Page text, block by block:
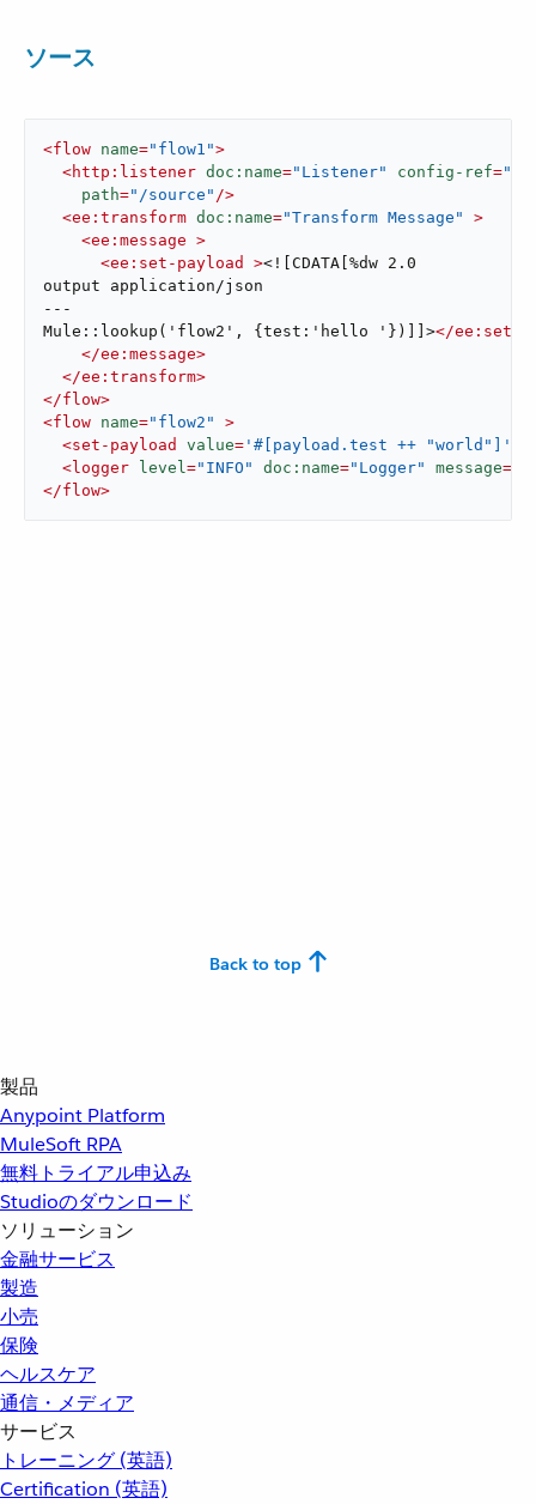
ソース
<flow name="flow1">
<http:listener doc:name="Listener" config-ref=
path="/source" />
<ee:transform doc:name="Transform Message"
>
<ee:message >
<ee:set-payload ><![CDATA[%dw 2.0
output application/json
---
Mule::lookup('flow2', {test:'hello '})]]></ee:set-
</ee:message>
</ee:transform>
</flow>
<flow name="flow2"
>
<set-payload value= '#[payload.test ++ "world"]'
<logger level="INFO" doc:name="Logger" message=
</flow>
Back to top
製品
Anypoint Platform
MuleSoft RPA
無料トライアル申込み
Studioのダウンロード
ソリューション
金融サービス
製造
小売
保険
ヘルスケア
通信・メディア
サービス
トレーニング (英語)
Certification (英語)